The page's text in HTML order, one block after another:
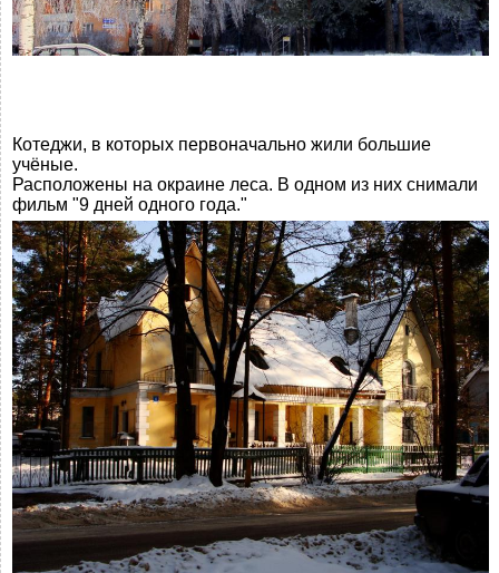
Котеджи, в которых первоначально жили большие
учёные.
Расположены на окраине леса. В одном из них снимали
фильм "9 дней одного года."